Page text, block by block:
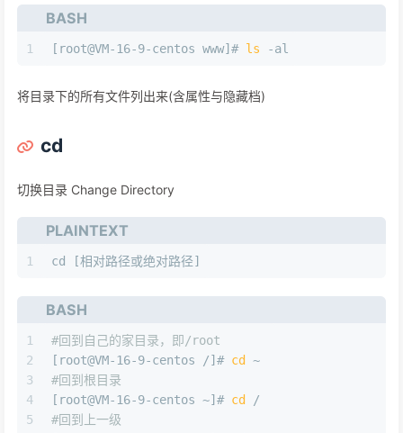
BASH
1 [root@VM-16-9-centos www]# ls -al
将目录下的所有文件列出来(含属性与隐藏档)
cd
切换目录 Change Directory
PLAINTEXT
1 cd [相对路径或绝对路径]
BASH
1
2
3
4
5
#回到自己的家目录，即/root
[root@VM-16-9-centos /]# cd
~
#回到根目录
[root@VM-16-9-centos ~]# cd
/
#回到上一级